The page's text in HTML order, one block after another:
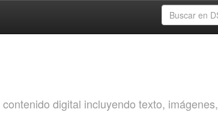
digital incluyendo texto, imágenes,